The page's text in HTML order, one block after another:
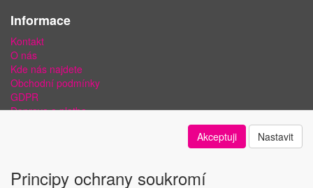
Informace
Kontakt
O nás
Kde nás najdete
Obchodní podmínky
GDPR
Doprava a platba
Akceptuji Nastavit
Principy ochrany soukromí